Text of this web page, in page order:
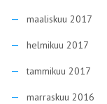
maaliskuu 2017
helmikuu 2017
tammikuu 2017
marraskuu 2016